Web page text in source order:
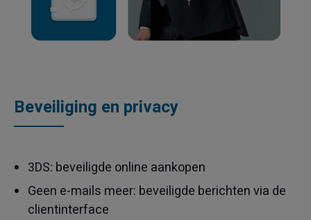
Beveiliging en privacy
3DS: beveiligde online aankopen
Geen e-mails meer: beveiligde berichten via de
clientinterface